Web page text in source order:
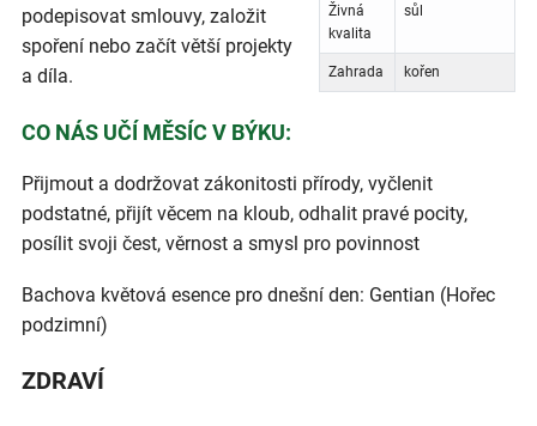
Živná
kvalita
sůl
Zahrada kořen
podepisovat smlouvy, založit
spoření nebo začít větší projekty
a díla.
CO NÁS UČÍ MĚSÍC V BÝKU:
Přijmout a dodržovat zákonitosti přírody, vyčlenit
podstatné, přijít věcem na kloub, odhalit pravé pocity,
posílit svoji čest, věrnost a smysl pro povinnost
Bachova květová esence pro dnešní den: Gentian (Hořec
podzimní)
ZDRAVÍ